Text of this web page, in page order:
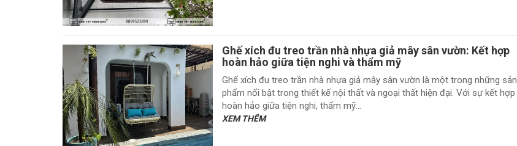
Ghế xích đu treo trần nhà nhựa giả mây sân vườn: Kết hợp
hoàn hảo giữa tiện nghi và thẩm mỹ
Ghế xích đu treo trần nhà nhựa giả mây sân vườn là một trong những sản
phẩm nổi bật trong thiết kế nội thất và ngoại thất hiện đại. Với sự kết hợp
hoàn hảo giữa tiện nghi, thẩm mỹ...
XEM THÊM